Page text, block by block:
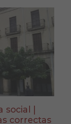
social |
correctas